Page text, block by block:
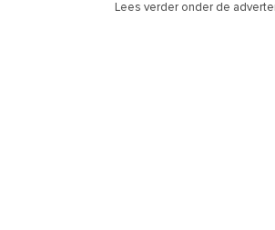
Lees verder onder de